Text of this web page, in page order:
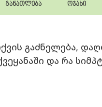
განათლება ოჯახი
გაძნელება,
და რა